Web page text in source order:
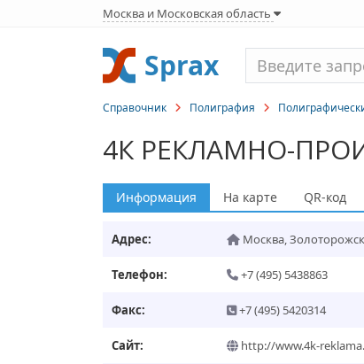
Москва и Московская область
Sprax
Справочник Полиграфия
4К РЕКЛАМНО-
Информация На карте QR-код
Адрес: Москва,
Телефон: +7 (495) 5438863
Факс: +7 (495) 5420314
Сайт: http://www.4k-